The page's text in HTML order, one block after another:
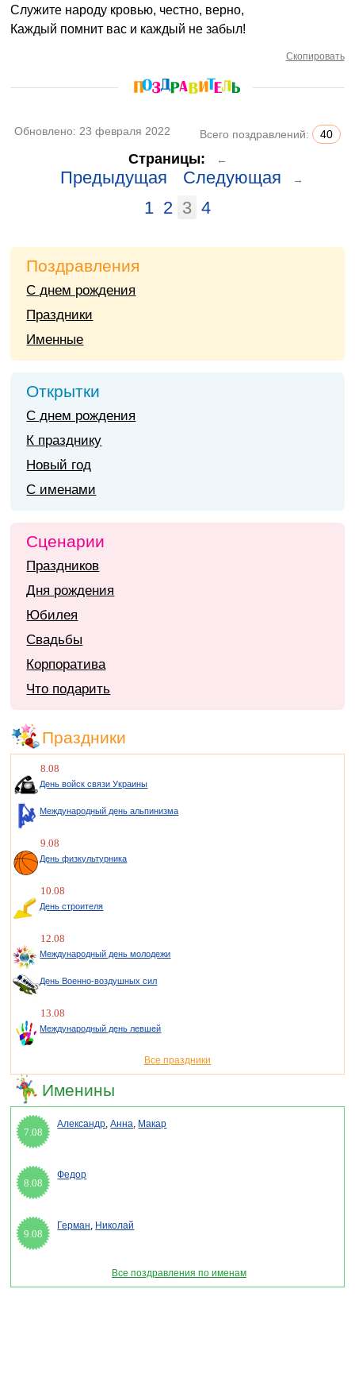
Служите народу кровью, честно, верно,
Каждый помнит вас и каждый не забыл!
Скопировать
Обновлено: 23 февраля 2022 Всего поздравлений: 40
Страницы: ←
Предыдущая Следующая →
1 2 3 4
Поздравления
С днем рождения
Праздники
Именные
Открытки
С днем рождения
К празднику
Новый год
С именами
Сценарии
Праздников
Дня рождения
Юбилея
Свадьбы
Корпоратива
Что подарить
Праздники
8.08
День войск связи Украины
Международный день альпинизма
9.08
День физкультурника
10.08
День строителя
12.08
Международный день молодежи
День Военно-воздушных сил
13.08
Международный день левшей
Все праздники
Именины
7.08
Александр,Анна, Макар
8.08
Федор
9.08
Герман, Николай
Все поздравления по именам